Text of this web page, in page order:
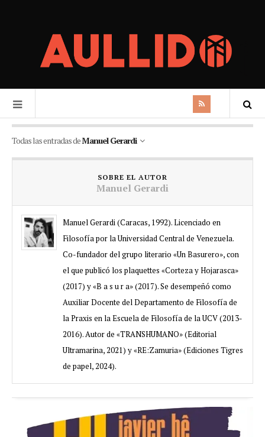
Todas las entradas deManuel Gerardi
SOBRE EL AUTOR
Manuel Gerardi
Manuel Gerardi (Caracas, 1992). Licenciado en
Filosofía por la Universidad Central de Venezuela.
Co-fundador del grupo literario «Un Basurero», con
el que publicó los plaquettes «Corteza y Hojarasca»
(2017) y «B a s u r a» (2017). Se desempeñó como
Auxiliar Docente del Departamento de Filosofía de
la Praxis en la Escuela de Filosofía de la UCV (2013-
2016). Autor de «TRANSHUMANO» (Editorial
Ultramarina, 2021) y «RE:Zamuria» (Ediciones Tigres
de papel, 2024).